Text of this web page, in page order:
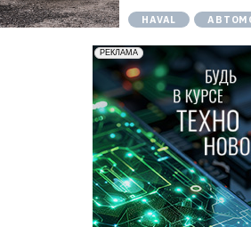
HAVAL